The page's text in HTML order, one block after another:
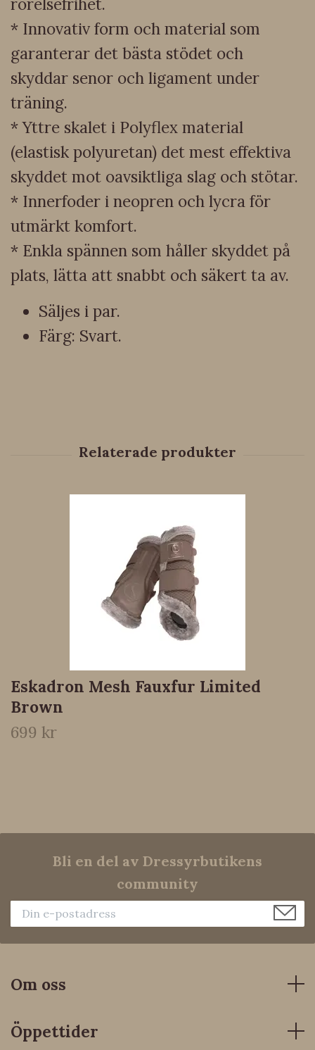
* Innovativ form och material som
garanterar det bästa stödet och
skyddar senor och ligament under
träning.
* Yttre skalet i Polyflex material
(elastisk polyuretan) det mest effektiva
skyddet mot oavsiktliga slag och stötar.
* Innerfoder i neopren och lycra för
utmärkt komfort.
* Enkla spännen som håller skyddet på
plats, lätta att snabbt och säkert ta av.
Säljes i par.
Färg: Svart.
Eskadron Mesh Fauxfur Limited
Brown
699 kr
Bli en del av Dressyrbutikens
community
Om oss
Öppettider